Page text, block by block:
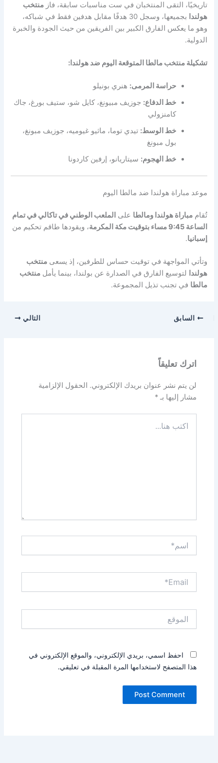
تاريخيًا، التقى المنتخبان في ست مناسبات سابقة، فازمنتخب
هولندا
بجميعها، وسجل 30 هدفًا مقابل هدفين فقط في شباكه،
وهو ما يعكس الفارق الكبير بين الفريقين من حيث الجودة والخبرة
الدولية.
تشكيلة منتخب مالطا المتوقعة اليوم ضد هولندا:
حراسة المرمى: هنري بونيلو
خط الدفاع: جوزيف مبيونغ، كايل شو، ستيف بورغ، جاك
كامنزولي
خط الوسط: تيدي توما، ماثيو غيوميه، جوزيف مبونغ،
بول مبونغ
خط الهجوم: سيتاريانو، إرفين كاردونا
موعد مباراة هولندا ضد مالطا اليوم
تُقاممباراة هولندا ومالطا على الملعب الوطني في تاكالي في تمام
الساعة 9:45 مساء بتوقيت مكة المكرمة
، ويقودها طاقم تحكيم من
إسبانيا.
وتأتي المواجهة في توقيت حساس للطرفين، إذ يسعىمنتخب
هولندا
لتوسيع الفارق في الصدارة عن بولندا، بينما يأملمنتخب
مالطا في تجنب تذيل المجموعة.
السابق التالي
اترك تعليقاً
لن يتم نشر عنوان بريدك الإلكتروني. الحقول الإلزامية
مشار إليها بـ*
هنا...
احفظ اسمي، بريدي الإلكتروني، والموقع الإلكتروني في
هذا المتصفح لاستخدامها المرة المقبلة في تعليقي.